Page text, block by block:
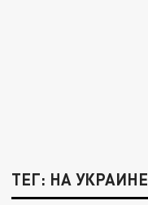
ТЕГ: НА УКРАИНЕ